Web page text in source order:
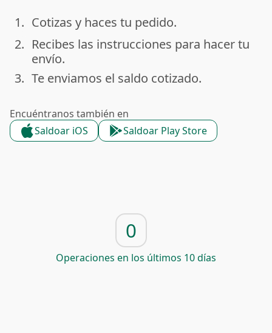
done
1. Cotizas y haces tu pedido.
done
2. Recibes las instrucciones para hacer tu
envío.
done
3. Te enviamos el saldo cotizado.
Encuéntranos también en
Saldoar iOS
Saldoar Play Store
0
Operaciones en los últimos 10 días